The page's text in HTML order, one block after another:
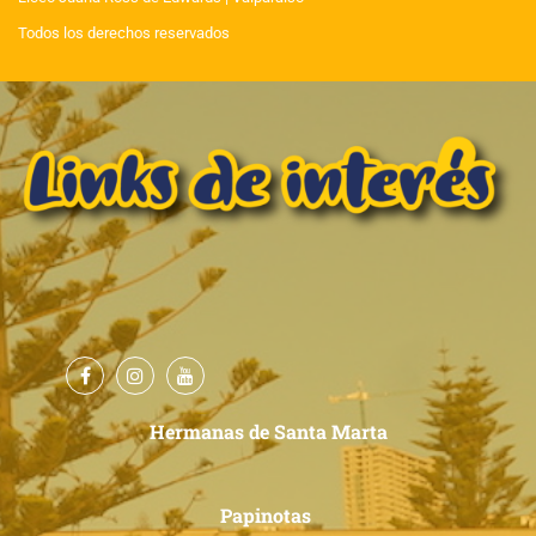
Todos los derechos reservados
Hermanas de Santa Marta
Papinotas